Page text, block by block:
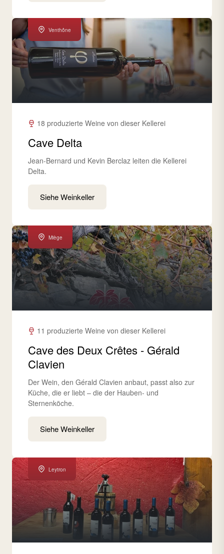
Venthône
18 produzierte Weine von dieser Kellerei
Cave Delta
Jean-Bernard und Kevin Berclaz leiten die Kellerei
Delta.
Siehe Weinkeller
Miège
11 produzierte Weine von dieser Kellerei
Cave des Deux Crêtes - Gérald
Clavien
Der Wein, den Gérald Clavien anbaut, passt also zur
Küche, die er liebt – die der Hauben- und
Sternenköche.
Siehe Weinkeller
Leytron